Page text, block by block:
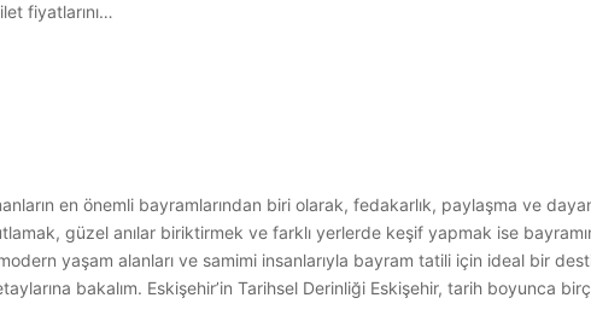
fiyatlarını…
en önemli bayramlarından biri olarak, fedakarlık, paylaşma ve
güzel anılar biriktirmek ve farklı yerlerde keşif yapmak ise
yaşam alanları ve samimi insanlarıyla bayram tatili için ideal bir
bakalım. Eskişehir’in Tarihsel Derinliği Eskişehir, tarih boyunca